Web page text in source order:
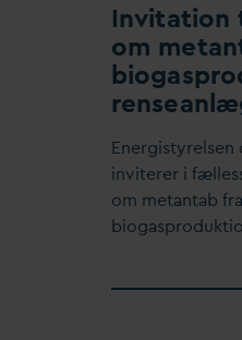
Invitation
om
Energistyrelsen
inviterer i
om metantab fra